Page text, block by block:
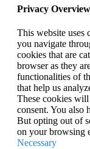
Privacy Overview
This website uses
you navigate
cookies that are
browser as they
functionalities of
that help us
These cookies
consent. You also
But opting out of
on your browsing
Necessary